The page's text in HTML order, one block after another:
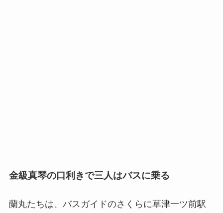
金級真琴の口利きで三人はバスに乗る
蘭丸たちは、バスガイドのさくらに草津一ツ前駅